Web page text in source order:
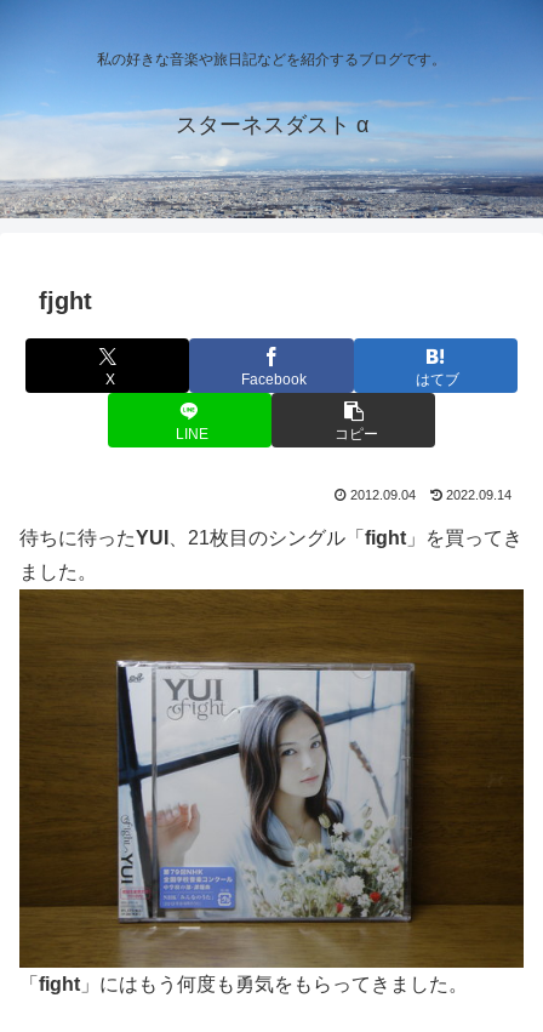
私の好きな音楽や旅日記などを紹介するブログです。
スターネスダスト α
fjght
X Facebook はてブ
LINE コピー
2012.09.04 2022.09.14
待ちに待ったYUI 、21枚目のシングル「 fight 」を買ってき
ました。
「 fight 」にはもう何度も勇気をもらってきました。